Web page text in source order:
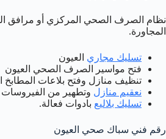
نظام الصرف الصحي المركزي أو مرافق
المجاورة.
تسليك مجاري العيون
فتح مواسير الصرف الصحي العيون
تنظيف منازل وفتح بلاعات المطابخ
نعقيم منازل وتطهير من الفيروسات
تسليك بلاليع بادوات فعالة.
رقم فني سباك صحي العيون